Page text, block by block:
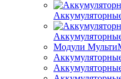
Модули